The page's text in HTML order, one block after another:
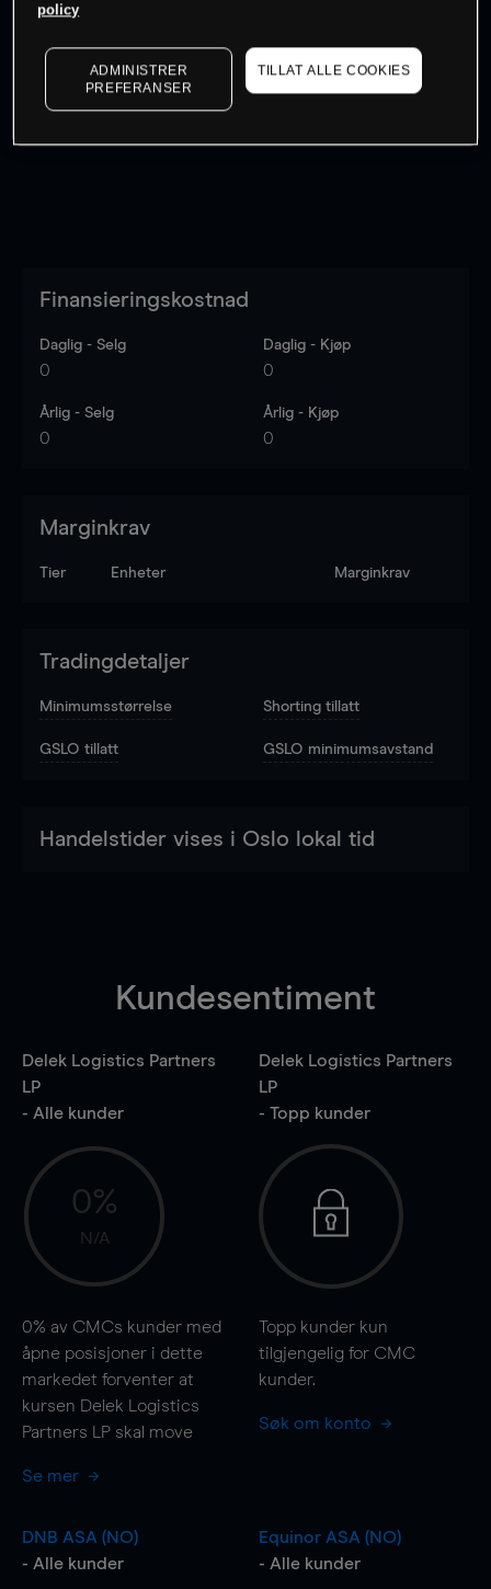
Log in
Finansieringskostnad
Daglig - Selg
0
Daglig - Kjøp
0
Årlig - Selg
0
Årlig - Kjøp
0
Marginkrav
Tier Enheter Marginkrav
Tradingdetaljer
Minimumsstørrelse Shorting tillatt
GSLO tillatt GSLO minimumsavstand
Handelstider vises i Oslo lokal tid
Kundesentiment
Delek Logistics Partners
LP
- Alle kunder
0%
N/A
0% av CMCs kunder med
åpne posisjoner i dette
markedet forventer at
kursen Delek Logistics
Partners LP skal move
Se mer
Delek Logistics Partners
LP
- Topp kunder
Topp kunder kun
tilgjengelig for CMC
kunder.
Søk om konto
DNB ASA (NO)
- Alle kunder
Equinor ASA (NO)
- Alle kunder
policy
ADMINISTRER
PREFERANSER
TILLAT ALLE COOKIES